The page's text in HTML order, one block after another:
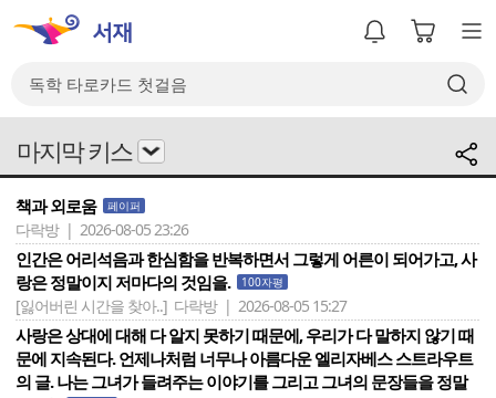
마지막 키스
책과 외로움 페이퍼
다락방 | 2026-08-05 23:26
인간은 어리석음과 한심함을 반복하면서 그렇게 어른이 되어가고, 사
랑은 정말이지 저마다의 것임을.
100자평
[잃어버린 시간을 찾아..] 다락방 | 2026-08-05 15:27
사랑은 상대에 대해 다 알지 못하기 때문에, 우리가 다 말하지 않기 때
문에 지속된다. 언제나처럼 너무나 아름다운 엘리자베스 스트라우트
의 글. 나는 그녀가 들려주는 이야기를 그리고 그녀의 문장들을 정말